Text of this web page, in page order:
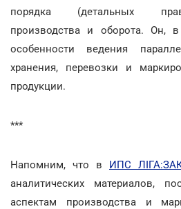
порядка (детальных
производства и оборота. Он, в
особенности ведения
хранения, перевозки и
продукции.
***
Напомним, что в ИПС
аналитических материалов,
аспектам производства и